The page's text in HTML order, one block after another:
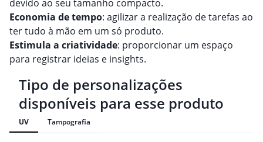
devido ao seu tamanho compacto.
Economia de tempo: agilizar a realização de tarefas ao
ter tudo à mão em um só produto.
Estimula a criatividade: proporcionar um espaço
para registrar ideias e insights.
Tipo de personalizações
disponíveis para esse produto
UV Tampografia